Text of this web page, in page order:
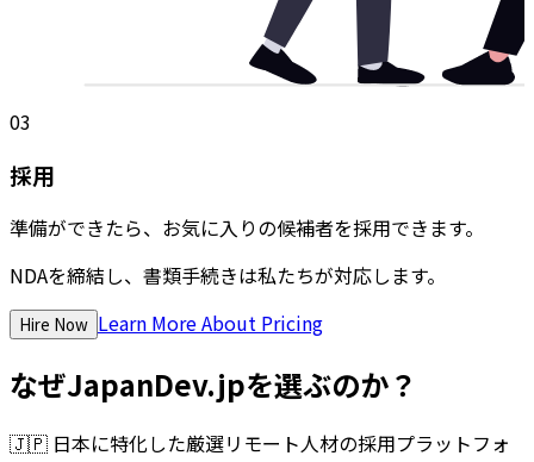
03
採用
準備ができたら、お気に入りの候補者を採用できます。
NDAを締結し、書類手続きは私たちが対応します。
Hire Now Learn More About Pricing
なぜJapanDev.jpを選ぶのか？
🇯🇵 日本に特化した厳選リモート人材の採用プラットフォ